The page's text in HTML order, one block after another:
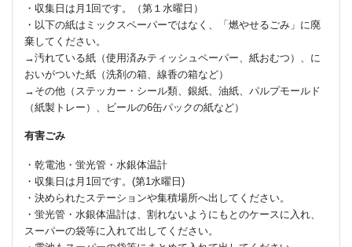
・収集日は月1回です。（第１水曜日）
・以下の紙はミックスペーパーではなく、「燃やせるごみ」に廃
棄してください。
→汚れている紙（使用済みティッシュペーパー、紙おむつ）、に
おいがついた紙（洗剤の箱、線香の箱など）
→その他（ステッカー・シール類、銀紙、油紙、パルプモールド
（紙製トレー）、ビールの6缶パックの紙など）
有害ごみ
・乾電池・蛍光管・水銀体温計
・収集日は月1回です。(第1水曜日)
・決められたステーションや集積場所へ出してください。
・蛍光管・水銀体温計は、割れないようにもとのケースに入れ、
スーパーの袋等に入れて出してください。